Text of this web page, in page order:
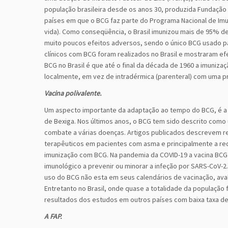
população brasileira desde os anos 30, produzida
países em que o BCG faz parte do Programa Nacional de
vida). Como conseqüência, o Brasil imunizou mais de 95%
muito poucos efeitos adversos, sendo o único BCG usado
clínicos com BCG foram realizados no Brasil e mostraram
BCG no Brasil é que até o final da década de 1960 a
localmente, em vez de intradérmica (parenteral) com uma
Vacina polivalente.
Um aspecto importante da adaptação ao tempo do BCG,
de Bexiga. Nos últimos anos, o BCG tem sido descrito
combate a várias doenças. Artigos publicados descrevem
terapêuticos em pacientes com asma e principalmente a
imunização com BCG. Na pandemia da COVID-19 a vacina
imunológico a prevenir ou minorar a infeção por SARS-
uso do BCG não esta em seus calendários de vacinação,
Entretanto no Brasil, onde quase a totalidade da
resultados dos estudos em outros países com baixa taxa
A FAP.